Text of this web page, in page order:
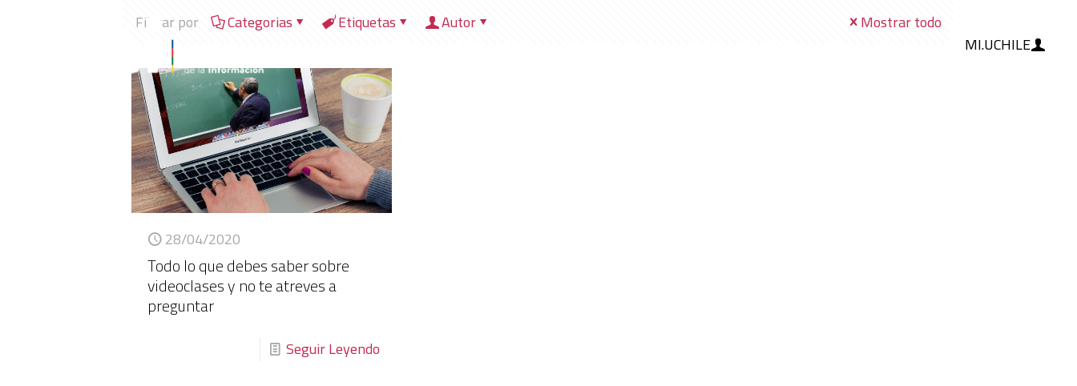
MI.UCHILE
Filtrar por Categorias Etiquetas Autor Mostrar todo
28/04/2020
Todo lo que debes saber sobre
videoclases y no te atreves a
preguntar
Seguir Leyendo